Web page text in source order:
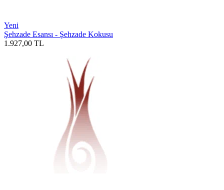
Yeni
Şehzade Esansı - Şehzade Kokusu
1.927,00 TL